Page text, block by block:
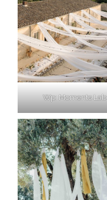
Wp: Moments Lab